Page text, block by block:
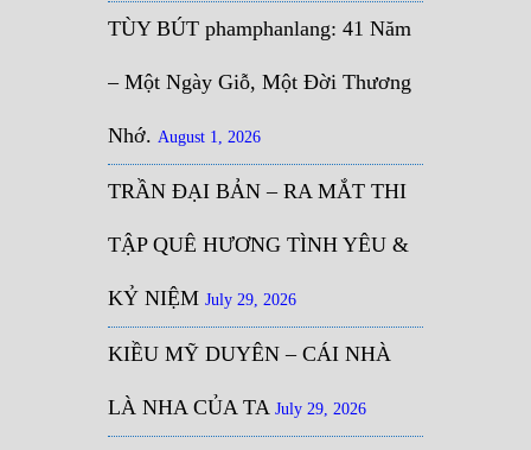
TÙY BÚT phamphanlang: 41 Năm
– Một Ngày Giỗ, Một Đời Thương
Nhớ. August 1, 2026
TRẦN ĐẠI BẢN – RA MẮT THI
TẬP QUÊ HƯƠNG TÌNH YÊU &
KỶ NIỆM July 29, 2026
KIỀU MỸ DUYÊN – CÁI NHÀ
LÀ NHA CỦA TA July 29, 2026